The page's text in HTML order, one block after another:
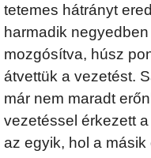
tetemes hátrányt
harmadik
mozgósítva, húsz
átvettük a vezetést.
már nem maradt
vezetéssel érkezett
az egyik, hol a